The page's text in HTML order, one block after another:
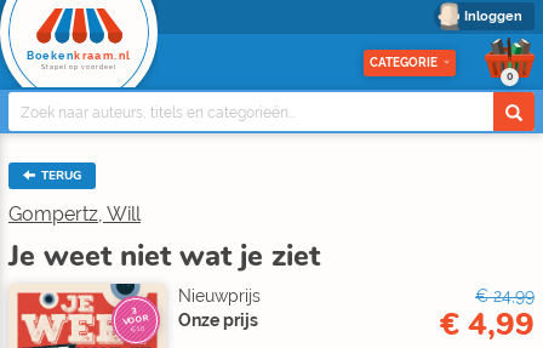
Inloggen
Boeken kraam.nl
Stapel op voordeel CATEGORIE
0
TERUG
Gompertz, Will
Je weet niet wat je ziet
3
VOOR
€10
Nieuwprijs
€ 24,99
Onze prijs
€ 4,99